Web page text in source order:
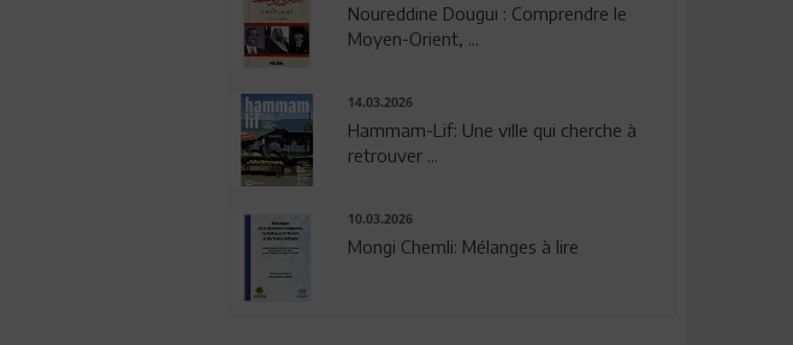
Noureddine Dougui : Comprendre le
Moyen-Orient, ...
14.03.2026
Hammam-Lif: Une ville qui cherche à
retrouver ...
10.03.2026
Mongi Chemli: Mélanges à lire